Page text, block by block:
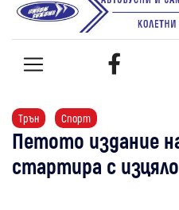
Трън Спорт
Петото издание
стартира с